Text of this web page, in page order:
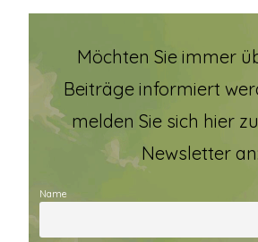
Möchten Sie immer
Beiträge informiert
melden Sie sich hier
Newsletter an:
Name